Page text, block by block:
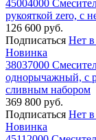
45004000
рукояткой zero, с
126 600 руб.
Подписаться Нет
Новинка
38037000
однорычажный, с
сливным набором
369 800 руб.
Подписаться Нет
Новинка